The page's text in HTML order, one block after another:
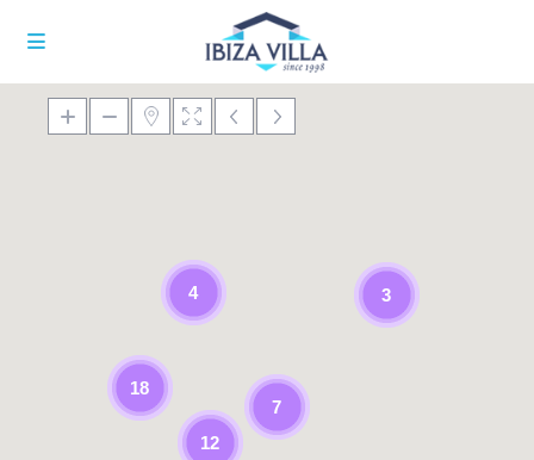
12
18
4
7
3